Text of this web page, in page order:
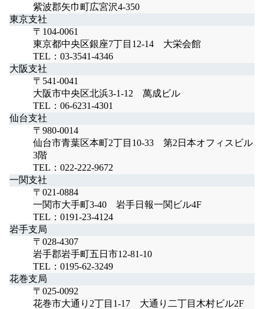
紫波郡矢巾町広宮沢4-350
東京支社
〒104-0061
東京都中央区銀座7丁目12-14 大栄会館
TEL：03-3541-4346
大阪支社
〒541-0041
大阪市中央区北浜3-1-12 萬成ビル
TEL：06-6231-4301
仙台支社
〒980-0014
仙台市青葉区本町2丁目10-33 第2日本オフィスビル
3階
TEL：022-222-9672
一関支社
〒021-0884
一関市大手町3-40 岩手日報一関ビル4F
TEL：0191-23-4124
岩手支局
〒028-4307
岩手郡岩手町五日市12-81-10
TEL：0195-62-3249
花巻支局
〒025-0092
花巻市大通り2丁目1-17 大通り二丁目木村ビル2F